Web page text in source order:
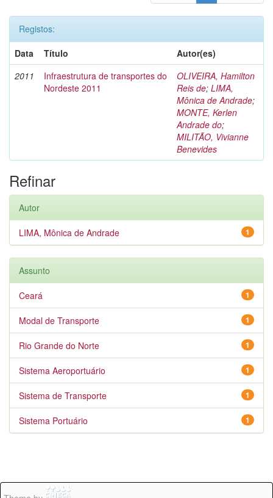
Registos:
Data
Título
Autor(es)
2011
Infraestrutura de transportes do
Nordeste 2011
OLIVEIRA, Hamilton
Reis de; LIMA,
Mônica de Andrade;
MONTE, Kerlen
Andrade do;
MILITÃO, Vivianne
Benevides
Refinar
Autor
1
LIMA, Mônica de Andrade
Assunto
1
Ceará
1
Modal de Transporte
1
Rio Grande do Norte
1
Sistema Aeroportuário
1
Sistema de Transporte
1
Sistema Portuário